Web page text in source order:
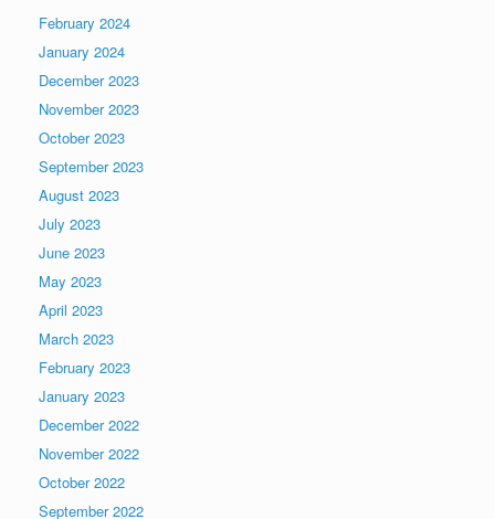
February 2024
January 2024
December 2023
November 2023
October 2023
September 2023
August 2023
July 2023
June 2023
May 2023
April 2023
March 2023
February 2023
January 2023
December 2022
November 2022
October 2022
September 2022